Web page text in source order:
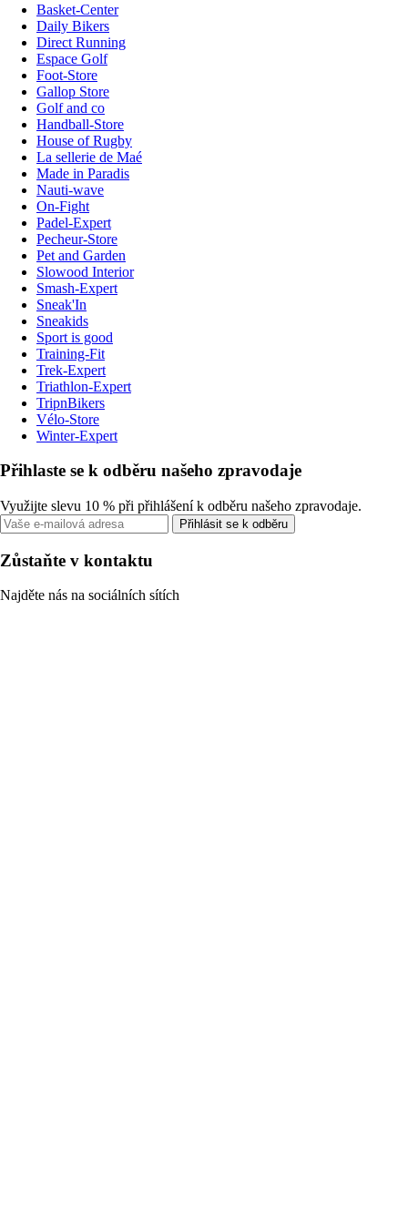
Basket-Center
Daily Bikers
Direct Running
Espace Golf
Foot-Store
Gallop Store
Golf and co
Handball-Store
House of Rugby
La sellerie de Maé
Made in Paradis
Nauti-wave
On-Fight
Padel-Expert
Pecheur-Store
Pet and Garden
Slowood Interior
Smash-Expert
Sneak'In
Sneakids
Sport is good
Training-Fit
Trek-Expert
Triathlon-Expert
TripnBikers
Vélo-Store
Winter-Expert
Přihlaste se k odběru našeho zpravodaje
Využijte slevu 10 % při přihlášení k odběru našeho zpravodaje.
Přihlásit se k odběru
Zůstaňte v kontaktu
Najděte nás na sociálních sítích